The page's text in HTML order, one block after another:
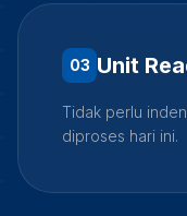
03 Unit
Tidak perlu
diproses hari ini.